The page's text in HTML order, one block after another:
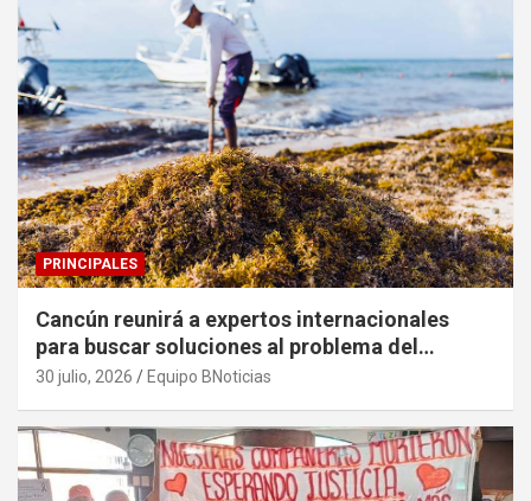
PRINCIPALES
Cancún reunirá a expertos internacionales
para buscar soluciones al problema del
sargazo
30 julio, 2026 Equipo BNoticias